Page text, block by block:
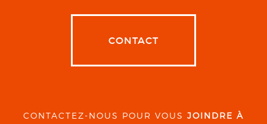
CONTACT
CONTACTEZ-NOUS POUR VOUS JOINDRE À